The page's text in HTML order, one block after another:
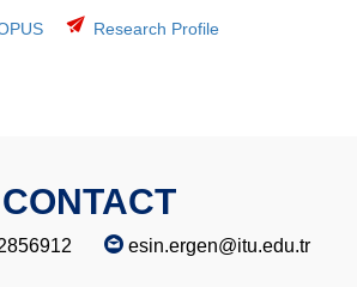
Research Profile
CONTACT
esin.ergen@itu.edu.tr